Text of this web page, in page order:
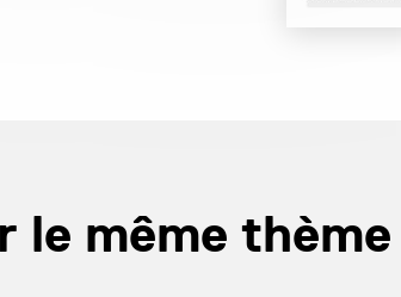
le même thème